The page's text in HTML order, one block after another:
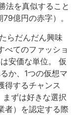
法を真似すること
億円の赤字）。
らだんだん興味
べてのファッショ
安価な単位。 仮
か、1つの仮想マ
得するチャンス
ずは好きな選択
者）を認定する際